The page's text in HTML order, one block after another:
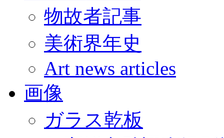
物故者記事
美術界年史
Art news articles
画像
ガラス乾板